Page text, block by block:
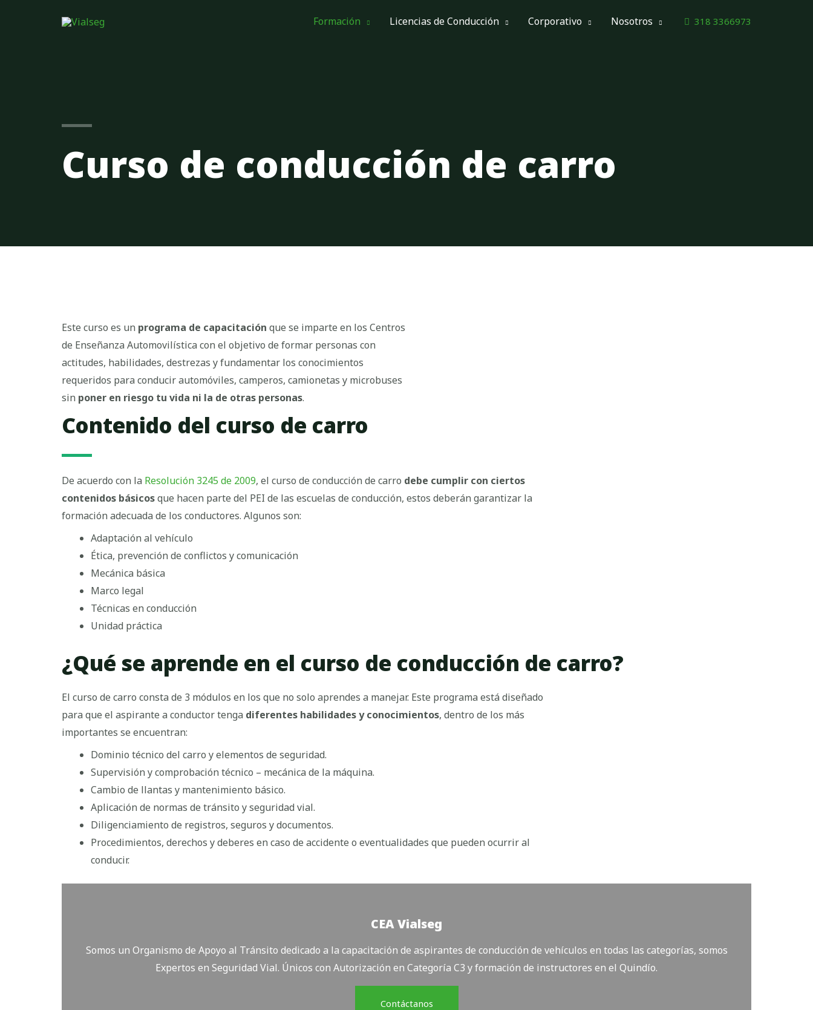
Formación Licencias de Conducción Corporativo Nosotros 318 3366973
Curso de conducción de carro
Este curso es un programa de capacitación que se imparte en los Centros
de Enseñanza Automovilística con el objetivo de formar personas con
actitudes, habilidades, destrezas y fundamentar los conocimientos
requeridos para conducir automóviles, camperos, camionetas y microbuses
sin poner en riesgo tu vida ni la de otras personas.
Contenido del curso de carro
De acuerdo con la Resolución 3245 de 2009, el curso de conducción de carro debe cumplir con ciertos
contenidos básicosque hacen parte del PEI de las escuelas de conducción, estos deberán garantizar la
formación adecuada de los conductores. Algunos son:
Adaptación al vehículo
Ética, prevención de conflictos y comunicación
Mecánica básica
Marco legal
Técnicas en conducción
Unidad práctica
¿Qué se aprende en el curso de conducción de carro?
El curso de carro consta de 3 módulos en los que no solo aprendes a manejar. Este programa está diseñado
para que el aspirante a conductor tenga diferentes habilidades y conocimientos, dentro de los más
importantes se encuentran:
Dominio técnico del carro y elementos de seguridad.
Supervisión y comprobación técnico – mecánica de la máquina.
Cambio de llantas y mantenimiento básico.
Aplicación de normas de tránsito y seguridad vial.
Diligenciamiento de registros, seguros y documentos.
Procedimientos, derechos y deberes en caso de accidente o eventualidades que pueden ocurrir al
conducir.
CEA Vialseg
Somos un Organismo de Apoyo al Tránsito dedicado a la capacitación de aspirantes de conducción de vehículos en todas las categorías, somos
Expertos en Seguridad Vial. Únicos con Autorización en Categoría C3 y formación de instructores en el Quindío.
Contáctanos